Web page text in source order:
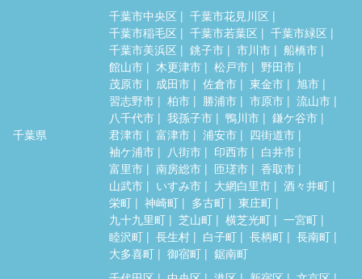
千葉県
千葉市中央区
千葉市花見川区
千葉市稲毛区
千葉市若葉区
千葉市緑区
千葉市美浜区
銚子市 市川市
船橋市
館山市
木更津市 松戸市
野田市
茂原市
成田市 佐倉市 東金市
旭市
習志野市
柏市 勝浦市 市原市
流山市
八千代市
我孫子市 鴨川市
鎌ケ谷市
君津市
富津市 浦安市
四街道市
袖ケ浦市
八街市 印西市
白井市
富里市
南房総市 匝瑳市
香取市
山武市
いすみ市 大網白里市
酒々井町
栄町
神崎町 多古町
東庄町
九十九里町
芝山町 横芝光町
一宮町
睦沢町
長生村 白子町 長柄町
長南町
大多喜町
御宿町
鋸南町